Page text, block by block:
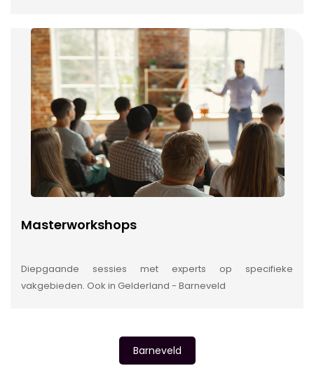
Masterworkshops
Diepgaande sessies met experts op specifieke
vakgebieden. Ook in Gelderland - Barneveld
Barneveld